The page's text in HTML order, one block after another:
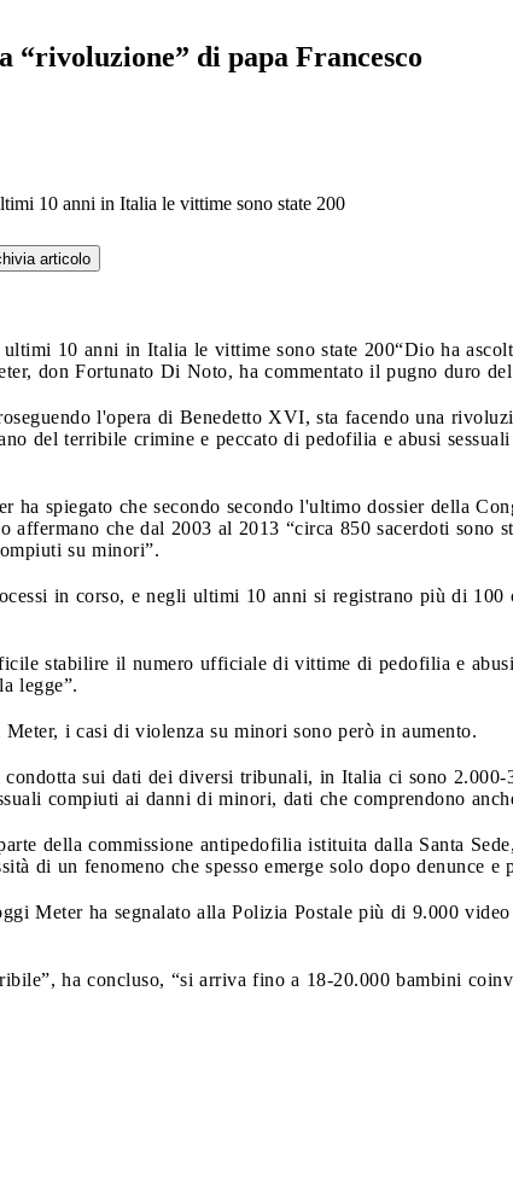
“rivoluzione” di papa Francesco
10 anni in Italia le vittime sono state 200
articolo
10 anni in Italia le vittime sono state 200“Dio ha
don Fortunato Di Noto, ha commentato il pugno duro
l'opera di Benedetto XVI, sta facendo una
del terribile crimine e peccato di pedofilia e abusi
ha spiegato che secondo secondo l'ultimo dossier della
affermano che dal 2003 al 2013 “circa 850 sacerdoti sono
su minori”.
in corso, e negli ultimi 10 anni si registrano più di
stabilire il numero ufficiale di vittime di pedofilia e abusi
legge”.
i casi di violenza su minori sono però in aumento.
condotta sui dati dei diversi tribunali, in Italia ci sono
compiuti ai danni di minori, dati che comprendono
della commissione antipedofilia istituita dalla Santa
di un fenomeno che spesso emerge solo dopo denunce e
Meter ha segnalato alla Polizia Postale più di 9.000
ha concluso, “si arriva fino a 18-20.000 bambini